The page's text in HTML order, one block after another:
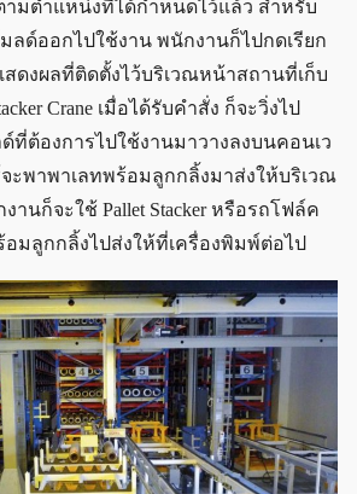
ามตำแหน่งที่ได้กำหนดไว้แล้ว สำหรับ
ลด์ออกไปใช้งาน พนักงานก็ไปกดเรียก
ดงผลที่ติดตั้งไว้บริเวณหน้าสถานที่เก็บ
Crane เมื่อได้รับคำสั่ง ก็จะวิ่งไป
ที่ต้องการไปใช้งานมาวางลงบนคอนเว
จะพาพาเลทพร้อมลูกกลิ้งมาส่งให้บริเวณ
านก็จะใช้ Pallet Stacker หรือรถโฟล์ค
มลูกกลิ้งไปส่งให้ที่เครื่องพิมพ์ต่อไป